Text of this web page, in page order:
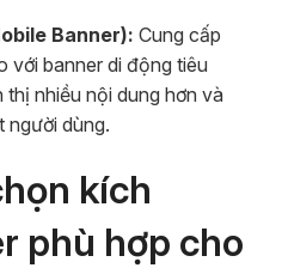
Banner): Cung cấp
với banner di động tiêu
nhiều nội dung hơn và
người dùng.
kích
phù hợp cho